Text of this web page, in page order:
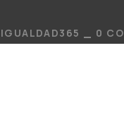
IGUALDAD365 0